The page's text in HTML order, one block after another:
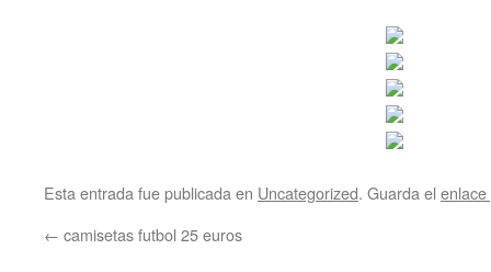
Esta entrada fue publicada en Uncategorized. Guarda el
← camisetas futbol 25 euros